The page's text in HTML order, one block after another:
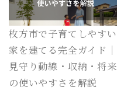
枚方市で子育てしやすい
家を建てる完全ガイド｜
見守り動線・収納・将来
の使いやすさを解説